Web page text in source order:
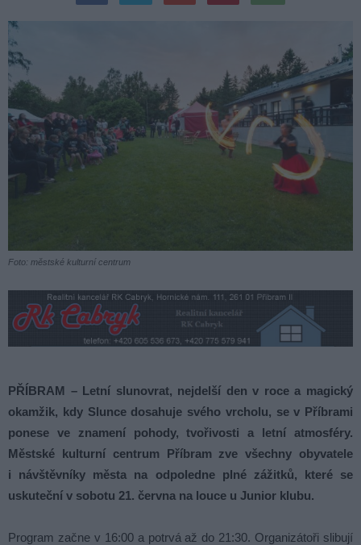
Foto: městské kulturní centrum
PŘÍBRAM – Letní slunovrat, nejdelší den v roce a magický
okamžik, kdy Slunce dosahuje svého vrcholu, se v Příbrami
ponese ve znamení pohody, tvořivosti a letní atmosféry.
Městské kulturní centrum Příbram zve všechny obyvatele
i návštěvníky města na odpoledne plné zážitků, které se
uskuteční v sobotu 21. června na louce u Junior klubu.
Program začne v 16:00 a potrvá až do 21:30. Organizátoři slibují